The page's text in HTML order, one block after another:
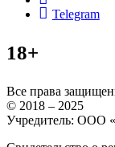
Telegram
18+
Все права
© 2018 – 2025
Учредитель: ООО